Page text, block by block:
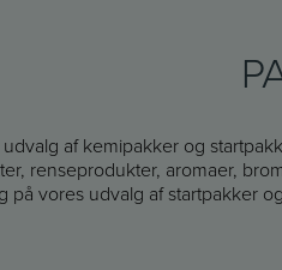
af kemipakker og
renseprodukter, aromaer,
på vores udvalg af startpakker